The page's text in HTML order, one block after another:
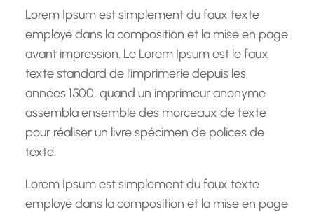
hLorem Ipsum est simplement du faux texte
employé dans la composition et la mise en page
avant impression. Le Lorem Ipsum est le faux
texte standard de l'imprimerie depuis les
années 1500, quand un imprimeur anonyme
assembla ensemble des morceaux de texte
pour réaliser un livre spécimen de polices de
texte.
Lorem Ipsum est simplement du faux texte
employé dans la composition et la mise en page